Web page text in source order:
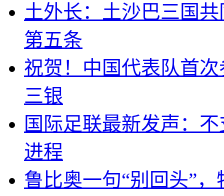
土外长：土沙巴三国
第五条
祝贺！中国代表队首
三银
国际足联最新发声：
进程
鲁比奥一句“别回头”